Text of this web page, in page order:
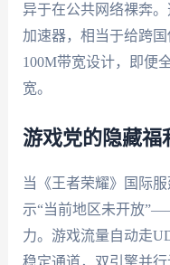
异于在公共网络裸奔
加速器，相当于给跨
100M带宽设计，即便
宽。
游戏党的隐藏福
当《王者荣耀》国际
示“当前地区未开放
力。游戏流量自动走
稳定通道，双引擎并